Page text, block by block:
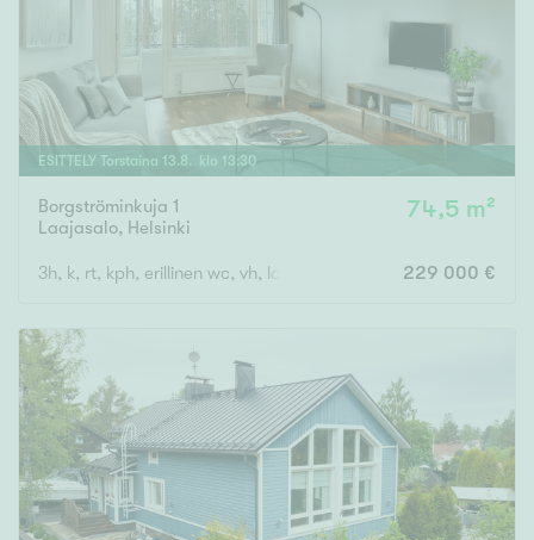
ESITTELY Torstaina 13.8. klo 13:30
Borgströminkuja 1
Laajasalo, Helsinki
74,5 m²
3h, k, rt, kph, erillinen wc, vh, lasitettu parveke 229 000 €